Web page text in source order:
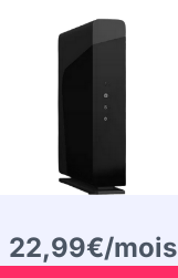
22,99€/mois